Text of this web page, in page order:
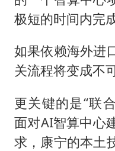
极短的时间内完
如果依赖海外进
关流程将变成不
更关键的是“联
面对AI智算中心
求，康宁的本土